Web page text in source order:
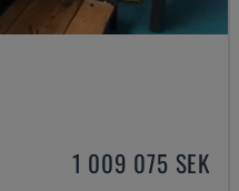
1 009 075 SEK